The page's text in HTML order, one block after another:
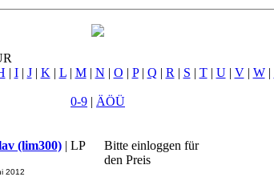
| I| J| K | L| M| N | O | P| Q | R | S | T| U| V| W|
0-9 | ÄÖÜ
(lim300) | LP
2012
Bitte einloggen für
den Preis